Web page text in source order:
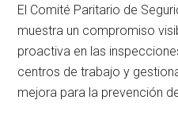
El Comité Paritario de
muestra un compromiso
proactiva en las
centros de trabajo y
mejora para la prevención